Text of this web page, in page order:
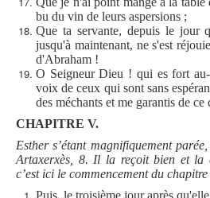
bu du vin de leurs aspersions ;
Que ta servante, depuis le jour
jusqu'à maintenant, ne s'est
d'Abraham !
O Seigneur Dieu ! qui es fort au-
voix de ceux qui sont sans
des méchants et me garantis de ce
CHAPITRE V.
Esther s’étant magnifiquement
Artaxerxès, 8. Il la reçoit bien et la
c’est ici le commencement du chapitre
Puis, le troisième jour après